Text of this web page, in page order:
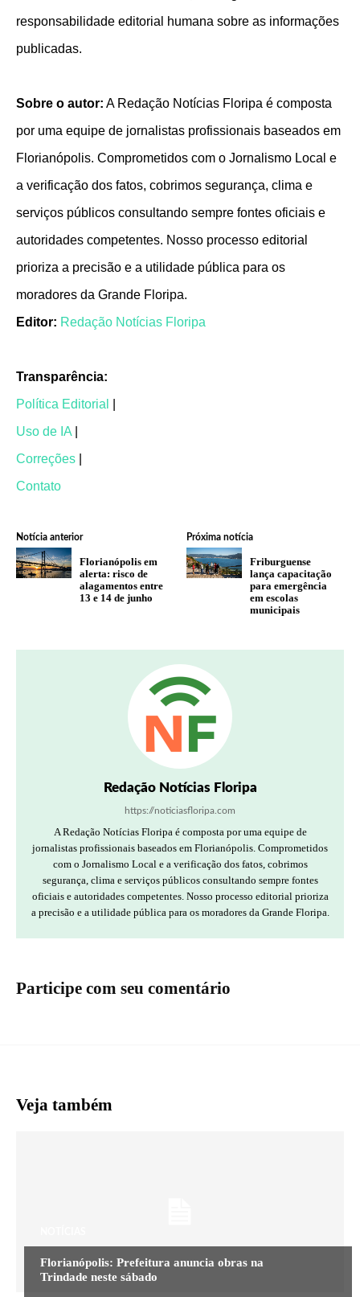
responsabilidade editorial humana sobre as informações
publicadas.
Sobre o autor: A Redação Notícias Floripa é composta
por uma equipe de jornalistas profissionais baseados em
Florianópolis. Comprometidos com o Jornalismo Local e
a verificação dos fatos, cobrimos segurança, clima e
serviços públicos consultando sempre fontes oficiais e
autoridades competentes. Nosso processo editorial
prioriza a precisão e a utilidade pública para os
moradores da Grande Floripa.
Editor: Redação Notícias Floripa
Transparência:
Política Editorial
Uso de IA
Correções
Contato
Notícia anterior
Florianópolis em
alerta: risco de
alagamentos entre
13 e 14 de junho
Próxima notícia
Friburguense
lança capacitação
para emergência
em escolas
municipais
Redação Notícias Floripa
https://noticiasfloripa.com
A Redação Notícias Floripa é composta por uma equipe de
jornalistas profissionais baseados em Florianópolis. Comprometidos
com o Jornalismo Local e a verificação dos fatos, cobrimos
segurança, clima e serviços públicos consultando sempre fontes
oficiais e autoridades competentes. Nosso processo editorial prioriza
a precisão e a utilidade pública para os moradores da Grande Floripa.
Participe com seu comentário
Veja também
Florianópolis: Prefeitura anuncia obras na
Trindade neste sábado